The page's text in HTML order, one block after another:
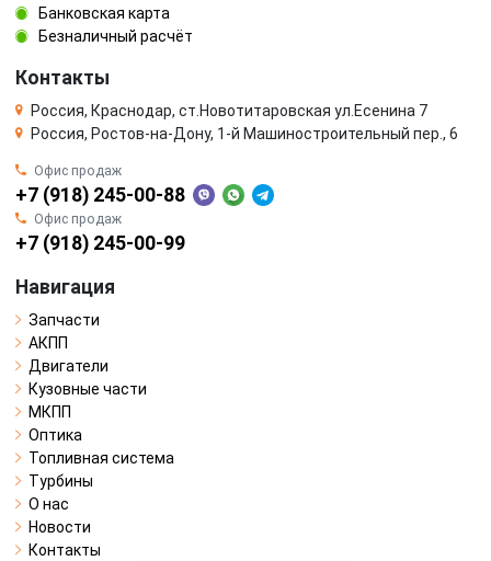
Банковская карта
Безналичный расчёт
Контакты
Россия, Краснодар, ст.Новотитаровская ул.Есенина 7
Россия, Ростов-на-Дону, 1-й Машиностроительный пер., 6
Офис продаж
+7 (918) 245-00-88
Офис продаж
+7 (918) 245-00-99
Навигация
Запчасти
АКПП
Двигатели
Кузовные части
МКПП
Оптика
Топливная система
Турбины
О нас
Новости
Контакты